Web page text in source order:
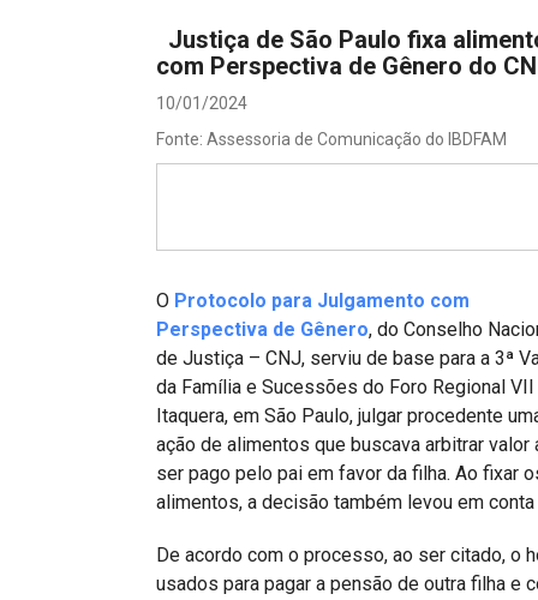
Processos - IBDFAM
Projetos do IBDFAM
Alienação Parental
Encontre um Escritório
IBDFAM Educacional
Justiça de São Paulo fixa
com Perspectiva de Gênero do
10/01/2024
Fonte: Assessoria de Comunicação do IBDFAM
O Protocolo para Julgamento com
Perspectiva de Gênero, do Conselho
de Justiça – CNJ, serviu de base para a 3ª
da Família e Sucessões do Foro Regional
Itaquera, em São Paulo, julgar procedente
ação de alimentos que buscava arbitrar valor
ser pago pelo pai em favor da filha. Ao fixar
alimentos, a decisão também levou em
De acordo com o processo, ao ser citado, o
usados para pagar a pensão de outra filha e